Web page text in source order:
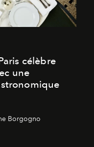
célèbre
une
Borgogno